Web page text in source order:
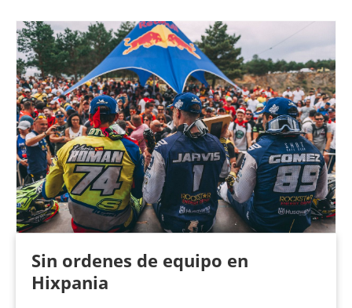
Sin ordenes de equipo en
Hixpania